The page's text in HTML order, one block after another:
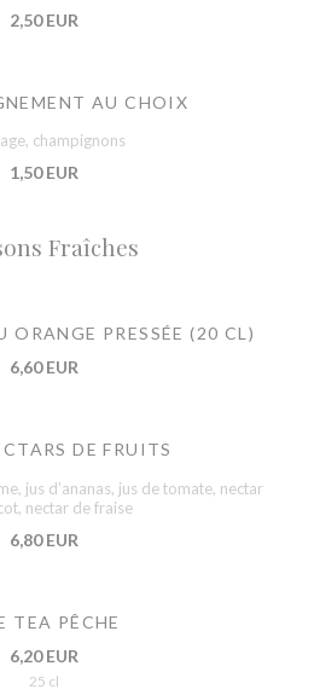
2,50 EUR
AU CHOIX
champignons
1,50 EUR
Fraîches
PRESSÉE (20 CL)
6,60 EUR
DE FRUITS
jus d’ananas, jus de tomate, nectar
nectar de fraise
6,80 EUR
TEA PÊCHE
6,20 EUR
25 cl